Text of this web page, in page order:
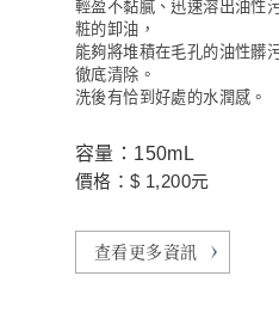
輕盈不黏膩、迅速溶出油性
粧的卸油，
能夠將堆積在毛孔的油性髒
徹底清除。
洗後有恰到好處的水潤感。
容量：150mL
價格：$ 1,200元
查看更多資訊